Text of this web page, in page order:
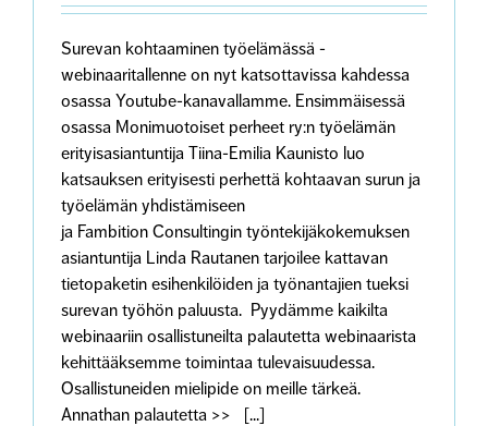
Surevan kohtaaminen työelämässä -
webinaaritallenne on nyt katsottavissa kahdessa
osassa Youtube-kanavallamme. Ensimmäisessä
osassa Monimuotoiset perheet ry:n työelämän
erityisasiantuntija Tiina-Emilia Kaunisto luo
katsauksen erityisesti perhettä kohtaavan surun ja
työelämän yhdistämiseen
ja Fambition Consultingin työntekijäkokemuksen
asiantuntija Linda Rautanen tarjoilee kattavan
tietopaketin esihenkilöiden ja työnantajien tueksi
surevan työhön paluusta. Pyydämme kaikilta
webinaariin osallistuneilta palautetta webinaarista
kehittääksemme toimintaa tulevaisuudessa.
Osallistuneiden mielipide on meille tärkeä.
Annathan palautetta >> [...]